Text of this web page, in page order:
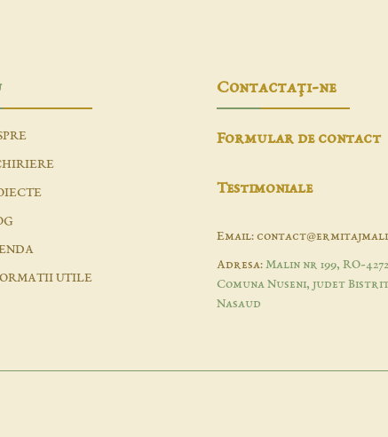
UTILE
Contactaţi-ne
Formular de contact
Testimoniale
Email:
Adresa: Malin nr 199, RO-
Comuna Nuseni, judet
Nasaud